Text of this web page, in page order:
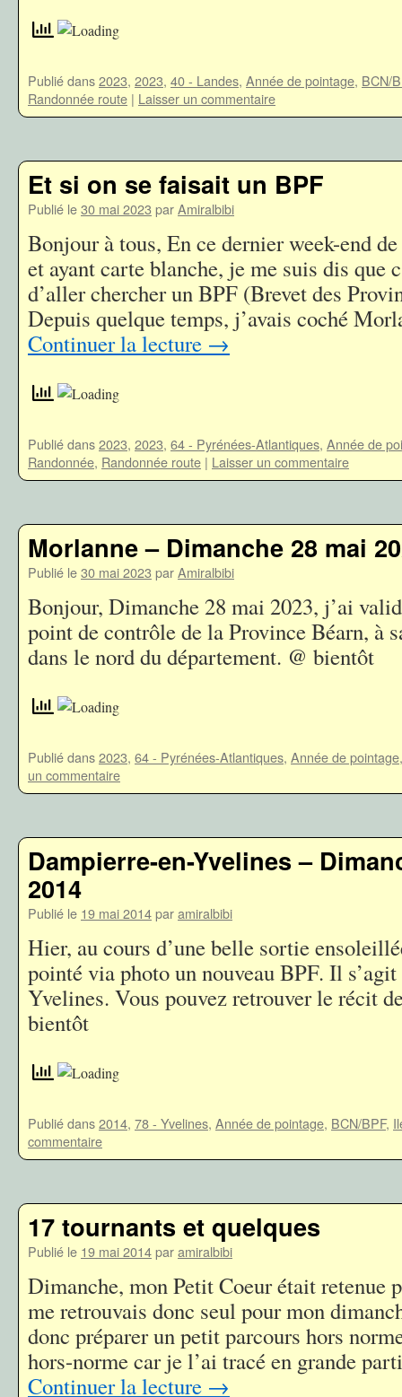
Publié dans2023, 2023, 40 - Landes, Année de pointage, BCN/
Randonnée route | Laisser un commentaire
Et si on se faisait un BPF
Publié le30 mai 2023 parAmiralbibi
Bonjour à tous, En ce dernier week-end
et ayant carte blanche, je me suis dis que
d’aller chercher un BPF (Brevet des
Depuis quelque temps, j’avais coché
Continuer la lecture →
Publié dans2023, 2023, 64 - Pyrénées-Atlantiques, Année de
Randonnée, Randonnée route | Laisser un commentaire
Morlanne – Dimanche 28 mai
Publié le30 mai 2023 parAmiralbibi
Bonjour, Dimanche 28 mai 2023, j’ai
point de contrôle de la Province Béarn, à
dans le nord du département. @ bientôt
Publié dans2023, 64 - Pyrénées-Atlantiques, Année de pointage
un commentaire
Dampierre-en-Yvelines –
2014
Publié le 19 mai 2014paramiralbibi
Hier, au cours d’une belle sortie
pointé via photo un nouveau BPF. Il
Yvelines. Vous pouvez retrouver le récit
bientôt
Publié dans2014, 78 - Yvelines, Année de pointage, BCN/BPF,
commentaire
17 tournants et quelques
Publié le 19 mai 2014paramiralbibi
Dimanche, mon Petit Coeur était retenue
me retrouvais donc seul pour mon
donc préparer un petit parcours hors
hors-norme car je l’ai tracé en grande
Continuer la lecture →